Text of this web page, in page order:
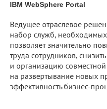
IBM WebSphere Portal
Ведущее отраслевое
набор служб,
позволяет значительно
труда сотрудников,
и организацию
на развертывание новых
эффективность бизнес-